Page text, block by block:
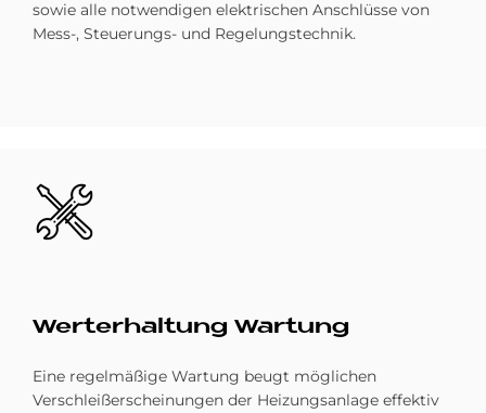
sowie alle notwendigen elektrischen Anschlüsse von
Mess-, Steuerungs- und Regelungstechnik.
Bild
Wert­erhal­tung War­tung
Eine regelmäßige Wartung beugt möglichen
Verschleißerscheinungen der Heizungsanlage effektiv